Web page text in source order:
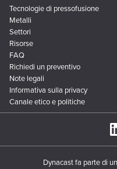
Tecnologie di pressofusione
Metalli
Settori
Risorse
FAQ
Richiedi un preventivo
Note legali
Informativa sulla privacy
Canale etico e politiche
Dynacast fa parte di